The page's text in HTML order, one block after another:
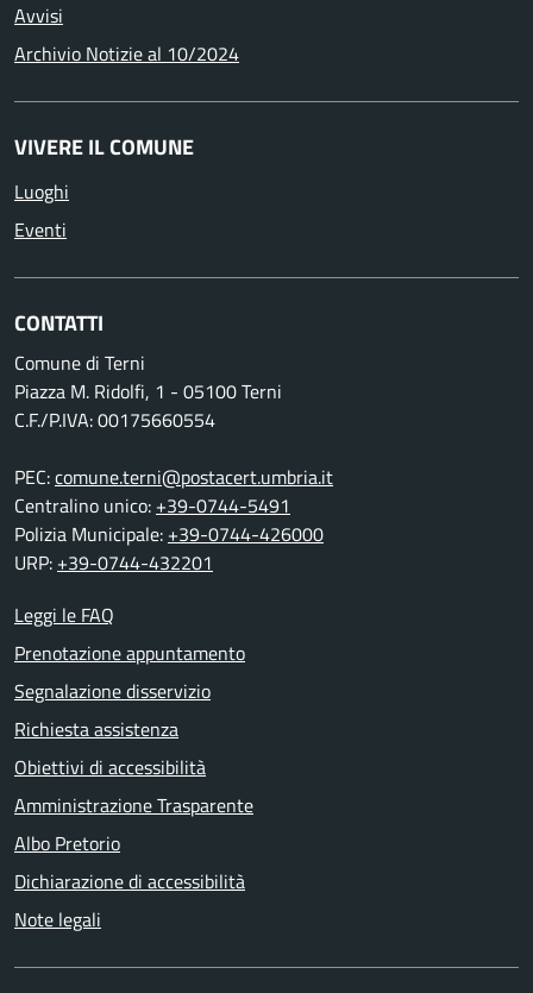
Avvisi
Archivio Notizie al 10/2024
VIVERE IL COMUNE
Luoghi
Eventi
CONTATTI
Comune di Terni
Piazza M. Ridolfi, 1 - 05100 Terni
C.F./P.IVA: 00175660554
PEC:comune.terni@postacert.umbria.it
Centralino unico: +39-0744-5491
Polizia Municipale: +39-0744-426000
URP: +39-0744-432201
Leggi le FAQ
Prenotazione appuntamento
Segnalazione disservizio
Richiesta assistenza
Obiettivi di accessibilità
Amministrazione Trasparente
Albo Pretorio
Dichiarazione di accessibilità
Note legali